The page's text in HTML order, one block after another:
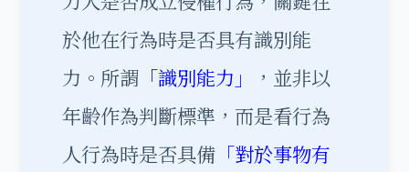
於他在行為時是否具有識別能
力。所謂 「識別能力」
，並非以
年齡作為判斷標準，而是看行為
人行為時是否具備 「對於事物有